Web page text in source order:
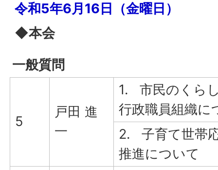
令和5年6月16日（金曜日）
◆本会
一般質問
5
戸田 進
一
1. 市民のくら
行政職員組織に
2. 子育て世帯
推進について